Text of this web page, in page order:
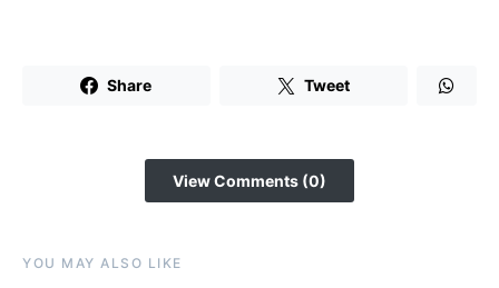
Share Tweet
View Comments (0)
YOU MAY ALSO LIKE